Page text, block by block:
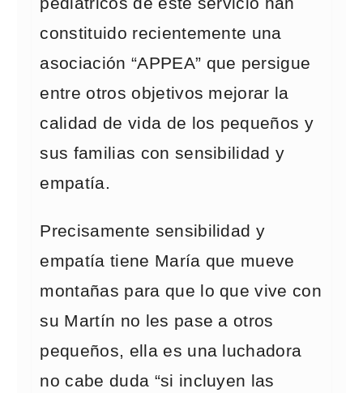
constituido recientemente una
asociación “APPEA” que persigue
entre otros objetivos mejorar la
calidad de vida de los pequeños y
sus familias con sensibilidad y
empatía.
Precisamente sensibilidad y
empatía tiene María que mueve
montañas para que lo que vive con
su Martín no les pase a otros
pequeños, ella es una luchadora
no cabe duda “si incluyen las